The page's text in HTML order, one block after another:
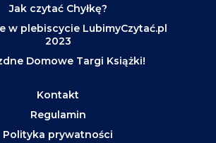
Jak czytać Chyłkę?
w plebiscycie LubimyCzytać.pl
2023
Domowe Targi Książki!
Kontakt
Regulamin
Polityka prywatności